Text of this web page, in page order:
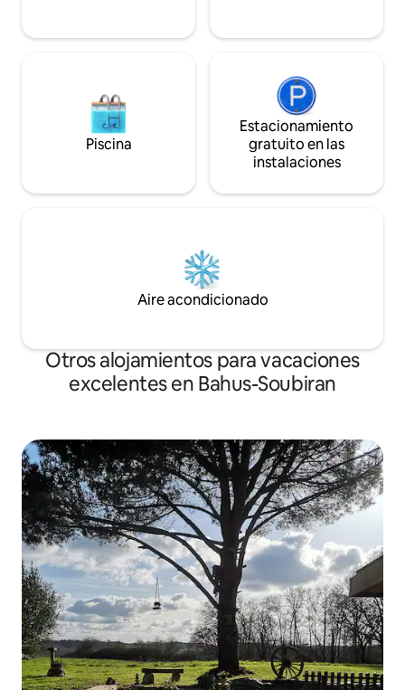
Piscina
Estacionamiento
gratuito en las
instalaciones
Aire acondicionado
Otros alojamientos para vacaciones
excelentes en Bahus-Soubiran